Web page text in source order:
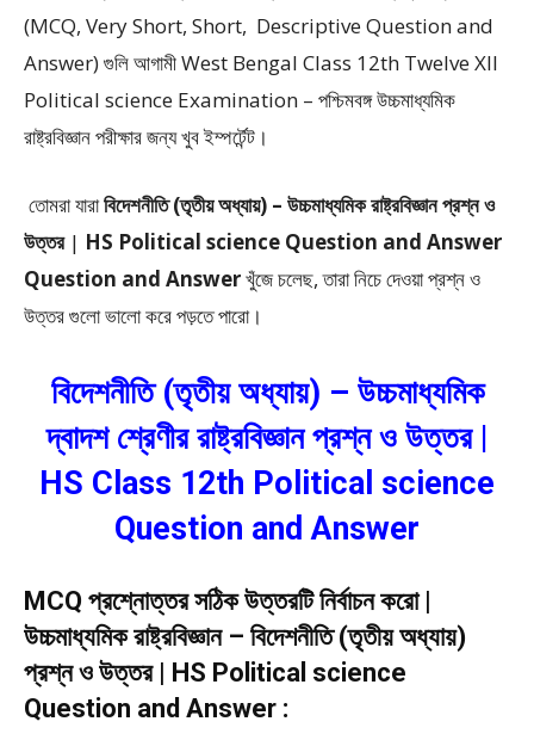
(MCQ, Very Short, Short, Descriptive Question and
Answer)গুলি আগামী West Bengal Class 12th Twelve XII
Political science Examination – পশ্চিমবঙ্গ উচ্চমাধ্যমিক
রাষ্ট্রবিজ্ঞান পরীক্ষার জন্য খুব ইম্পর্টেন্ট।
তোমরা যারাবিদেশনীতি (তৃতীয় অধ্যায়) – উচ্চমাধ্যমিক রাষ্ট্রবিজ্ঞান প্রশ্ন ও
উত্তর| HS Political science Question and Answer
Question and Answerখুঁজে চলেছ, তারা নিচে দেওয়া প্রশ্ন ও
উত্তর গুলো ভালো করে পড়তে পারো।
বিদেশনীতি (তৃতীয় অধ্যায়) – উচ্চমাধ্যমিক
দ্বাদশ শ্রেণীর রাষ্ট্রবিজ্ঞান প্রশ্ন ও উত্তর |
HS Class 12th Political science
Question and Answer
MCQ প্রশ্নোত্তর সঠিক উত্তরটি নির্বাচন করো |
উচ্চমাধ্যমিক রাষ্ট্রবিজ্ঞান – বিদেশনীতি (তৃতীয় অধ্যায়)
প্রশ্ন ও উত্তর | HS Political science
Question and Answer :